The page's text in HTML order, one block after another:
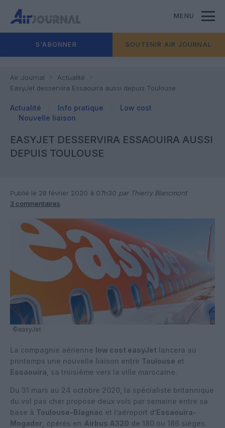
MENU
S'ABONNER SOUTENIR AIR JOURNAL
Air Journal
Actualité
EasyJet desservira Essaouira aussi depuis Toulouse
Actualité Info pratique
Low cost
Nouvelle liaison
EASYJET DESSERVIRA ESSAOUIRA AUSSI
DEPUIS TOULOUSE
Publié le 28 février 2020 à 07h30 par Thierry Blancmont
3 commentaires
©easyJet
La compagnie aérienne low cost easyJet lancera au
printemps une nouvelle liaison entre Toulouse et
Essaouira , sa troisième vers la ville marocaine.
Du 31 mars au 24 octobre 2020, la spécialiste britannique
du vol pas cher propose deux vols par semaine entre sa
base à Toulouse-Blagnac et l’aéroport d’Essaouira-
Mogador , opérés en Airbus A320 de 180 ou 186 sièges.